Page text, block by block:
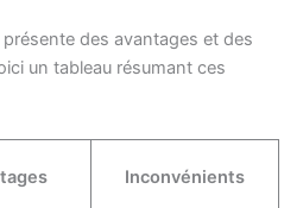
présente des avantages et des
un tableau résumant ces
Inconvénients